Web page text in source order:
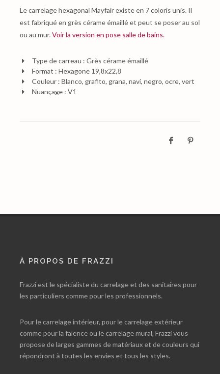
Le carrelage hexagonal Mayfair existe en 7 coloris unis. Il
est fabriqué en grès cérame émaillé et peut se poser au sol
ou au mur.Voir la version en pose salle de bains.
Type de carreau : Grès cérame émaillé
Format : Hexagone 19,8x22,8
Couleur : Blanco, grafito, grana, navi, negro, ocre, vert
Nuançage : V1
À PROPOS DE FRAZZI
Frazzi est le spécialiste du carrelage et des sanitaires pour
les particuliers comme pour les professionnels.
Pour le carrelage intérieur, pour le carrelage extérieur
comme pour la faïence ou le carrelage mural, Frazzi vous
propose de larges gammes de matériaux et de couleurs qui
répondront à toutes les envies et tous les styles.